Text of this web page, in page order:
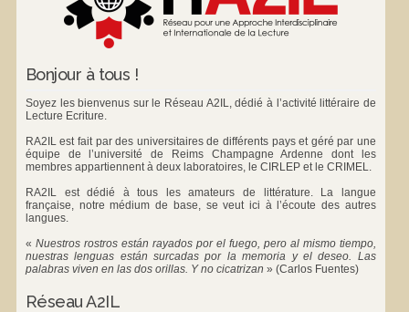
Bonjour à tous !
Soyez les bienvenus sur le Réseau A2IL, dédié à l’activité littéraire de
Lecture Ecriture.
RA2IL est fait par des universitaires de différents pays et géré par une
équipe de l’université de Reims Champagne Ardenne dont les
membres appartiennent à deux laboratoires, le CIRLEPet le CRIMEL.
RA2IL est dédié à tous les amateurs de littérature. La langue
française, notre médium de base, se veut ici à l’écoute des autres
langues.
« Nuestros rostros están rayados por el fuego, pero al mismo tiempo,
nuestras lenguas están surcadas por la memoria y el deseo. Las
palabras viven en las dos orillas. Y no cicatrizan » (Carlos Fuentes)
Réseau A2IL